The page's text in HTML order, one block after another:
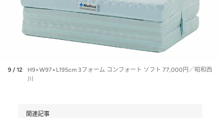
9 / 12
H9×W97×L195cm 3フォーム コンフォート ソフト 77,000円／昭和西
川
関連記事